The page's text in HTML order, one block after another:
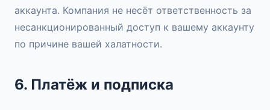
аккаунта. Компания не несёт ответственность за
несанкционированный доступ к вашему аккаунту
по причине вашей халатности.
6. Платёж и подписка